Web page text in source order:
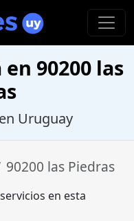
90200 las
Uruguay
90200 las Piedras
servicios en esta